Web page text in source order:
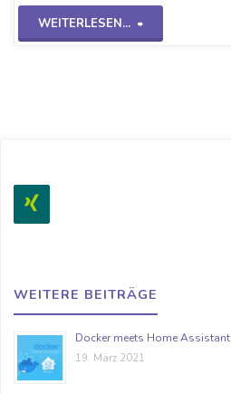
WEITERLESEN...
"Rescuezilla
WEITERE BEITRÄGE
Docker meets Home Assistant
19. März 2021